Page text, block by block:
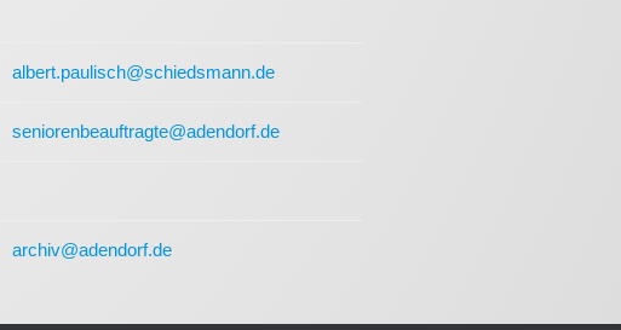
albert.paulisch@schiedsmann.de
seniorenbeauftragte@adendorf.de
archiv@adendorf.de